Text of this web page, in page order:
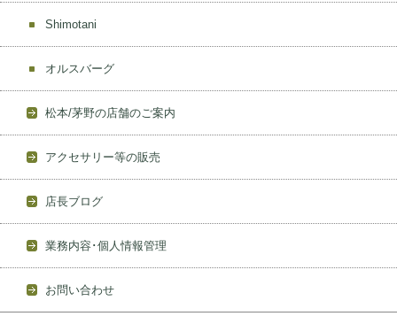
Shimotani
オルスバーグ
松本/茅野の店舗のご案内
アクセサリー等の販売
店長ブログ
業務内容･個人情報管理
お問い合わせ